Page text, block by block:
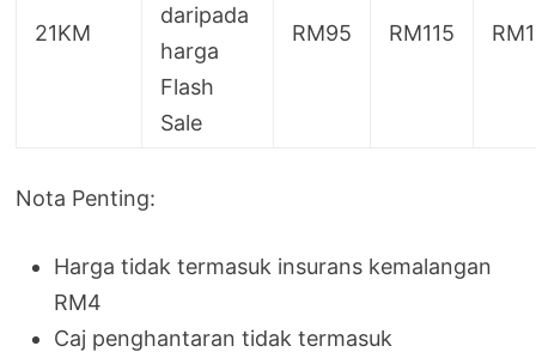
21KM
daripada
harga
Flash
Sale
RM95 RM115
Nota Penting:
Harga tidak termasuk insurans kemalangan
RM4
Caj penghantaran tidak termasuk